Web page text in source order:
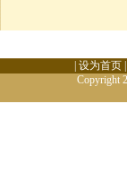
设为首页
Copyright